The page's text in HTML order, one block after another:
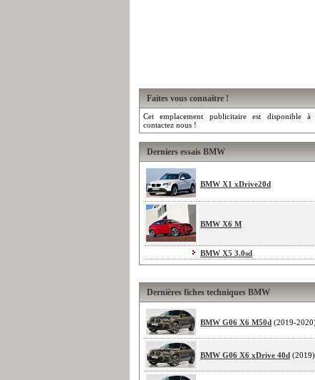
Faites vous connaitre !
Cet emplacement publicitaire est disponible à
contactez nous !
Derniers essais BMW
BMW X1 xDrive20d
BMW X6 M
BMW X5 3.0sd
Dernières fiches techniques BMW
BMW G06 X6 M50d (2019-
BMW G06 X6 xDrive 40d (2019)